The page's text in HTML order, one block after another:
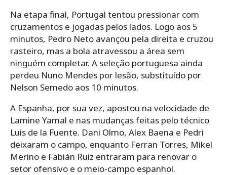
Na etapa final, Portugal tentou pressionar com
cruzamentos e jogadas pelos lados. Logo aos 5
minutos, Pedro Neto avançou pela direita e cruzou
rasteiro, mas a bola atravessou a área sem
ninguém completar. A seleção portuguesa ainda
perdeu Nuno Mendes por lesão, substituído por
Nelson Semedo aos 10 minutos.
A Espanha, por sua vez, apostou na velocidade de
Lamine Yamal e nas mudanças feitas pelo técnico
Luis de la Fuente. Dani Olmo, Alex Baena e Pedri
deixaram o campo, enquanto Ferran Torres, Mikel
Merino e Fabián Ruiz entraram para renovar o
setor ofensivo e o meio-campo espanhol.